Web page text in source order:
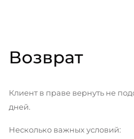
Возврат
Клиент в праве вернуть не
дней.
Несколько важных условий: